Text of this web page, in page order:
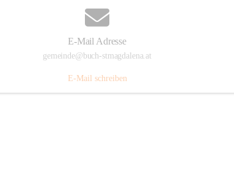
E-Mail Adresse
gemeinde@buch-stmagdalena.at
E-Mail schreiben